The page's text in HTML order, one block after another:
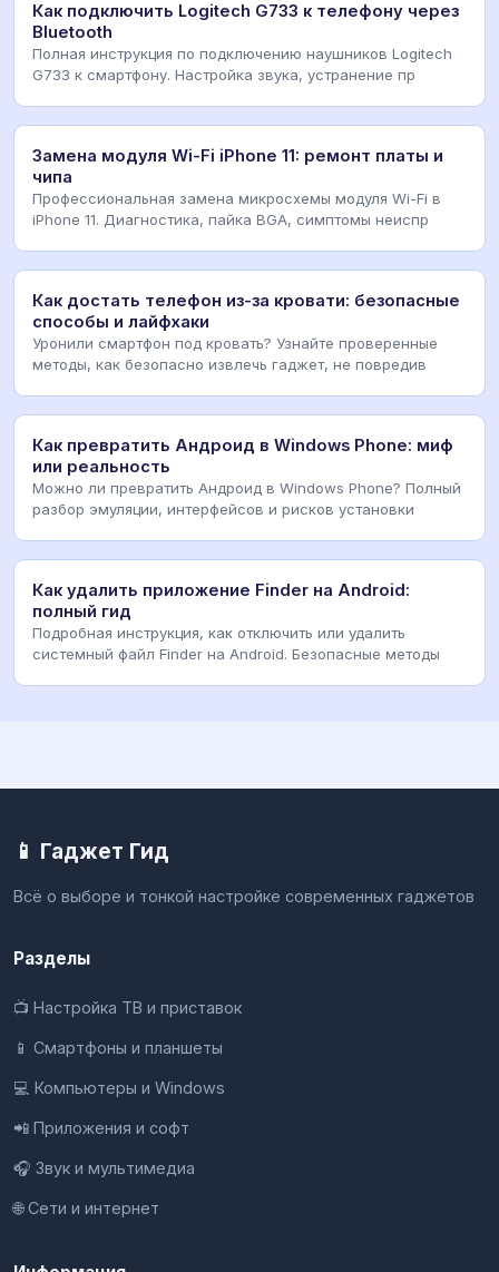
Как подключить Logitech G733 к телефону через
Bluetooth
Полная инструкция по подключению наушников Logitech
G733 к смартфону. Настройка звука, устранение пр
Замена модуля Wi-Fi iPhone 11: ремонт платы и
чипа
Профессиональная замена микросхемы модуля Wi-Fi в
iPhone 11. Диагностика, пайка BGA, симптомы неиспр
Как достать телефон из-за кровати: безопасные
способы и лайфхаки
Уронили смартфон под кровать? Узнайте проверенные
методы, как безопасно извлечь гаджет, не повредив
Как превратить Андроид в Windows Phone: миф
или реальность
Можно ли превратить Андроид в Windows Phone? Полный
разбор эмуляции, интерфейсов и рисков установки
Как удалить приложение Finder на Android:
полный гид
Подробная инструкция, как отключить или удалить
системный файл Finder на Android. Безопасные методы
📱 Гаджет Гид
Всё о выборе и тонкой настройке современных гаджетов
Разделы
📺 Настройка ТВ и приставок
📱 Смартфоны и планшеты
💻 Компьютеры и Windows
📲 Приложения и софт
🎧 Звук и мультимедиа
🌐 Сети и интернет